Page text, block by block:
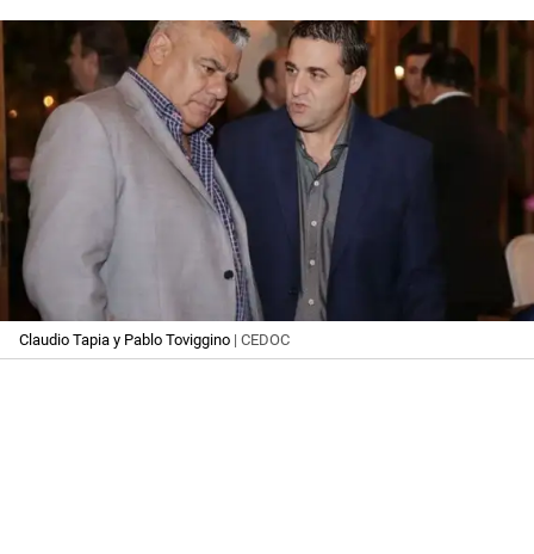
Claudio Tapia y Pablo Toviggino | CEDOC